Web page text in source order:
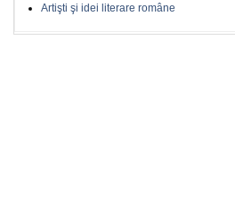
Artişti şi idei literare române